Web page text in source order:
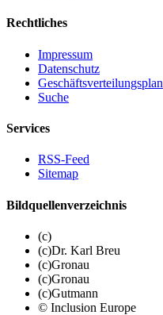
Rechtliches
Impressum
Datenschutz
Geschäftsverteilungsplan
Suche
Services
RSS-Feed
Sitemap
Bildquellenverzeichnis
(c)
(c)Dr. Karl Breu
(c)Gronau
(c)Gronau
(c)Gutmann
© Inclusion Europe